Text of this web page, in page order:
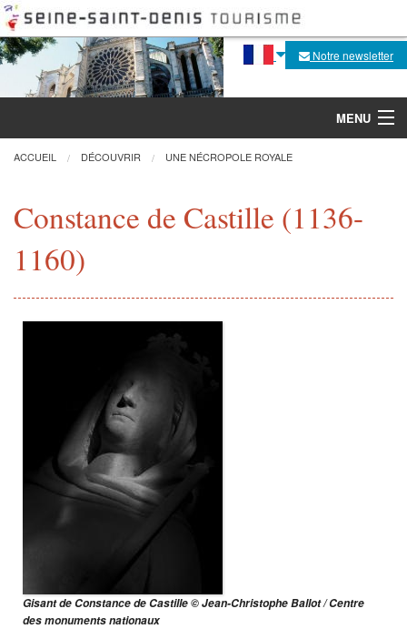
Notre newsletter
MENU
Découvrir
Agenda
Fabrique de la flèche
Restauration
ACCUEIL DÉCOUVRIR UNE NÉCROPOLE ROYALE
Constance de Castille (1136-
1160)
Gisant de Constance de Castille © Jean-Christophe Ballot / Centre
des monuments nationaux